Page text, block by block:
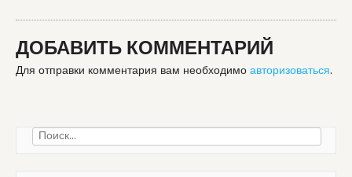
ДОБАВИТЬ КОММЕНТАРИЙ
Для отправки комментария вам необходимо авторизоваться.
Найти: